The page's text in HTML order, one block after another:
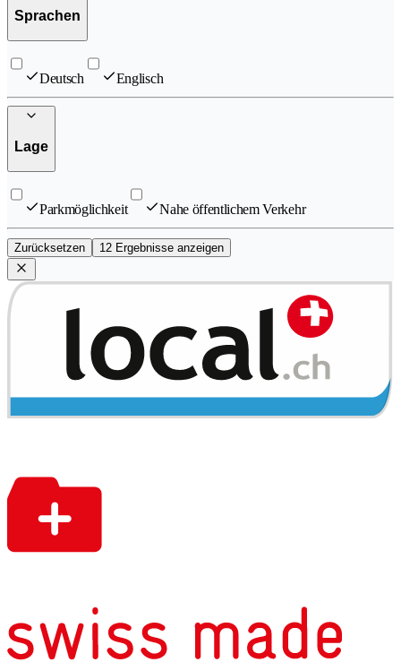
Sprachen
Deutsch Englisch
Lage
Parkmöglichkeit Nahe öffentlichem Verkehr
Zurücksetzen 12 Ergebnisse anzeigen